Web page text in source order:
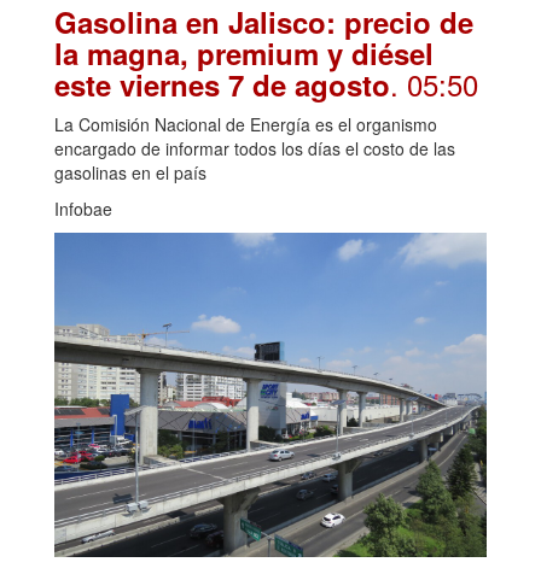
Gasolina en Jalisco: precio de
la magna, premium y diésel
este viernes 7 de agosto. 05:50
La Comisión Nacional de Energía es el organismo
encargado de informar todos los días el costo de las
gasolinas en el país
Infobae